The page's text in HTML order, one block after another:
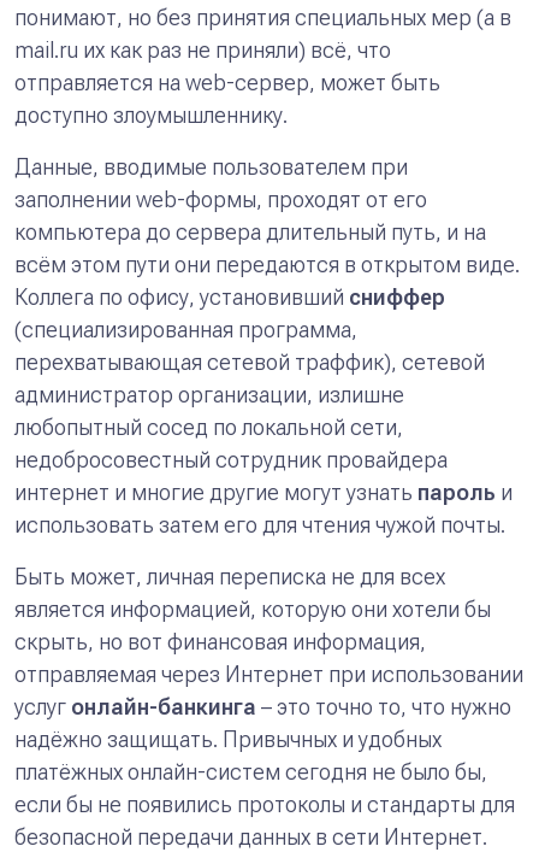
понимают, но без принятия специальных мер (а в
mail.ru их как раз не приняли) всё, что
отправляется на web-сервер, может быть
доступно злоумышленнику.
Данные, вводимые пользователем при
заполнении web-формы, проходят от его
компьютера до сервера длительный путь, и на
всём этом пути они передаются в открытом виде.
Коллега по офису, установивший сниффер
(специализированная программа,
перехватывающая сетевой траффик), сетевой
администратор организации, излишне
любопытный сосед по локальной сети,
недобросовестный сотрудник провайдера
интернет и многие другие могут узнать пароль и
использовать затем его для чтения чужой почты.
Быть может, личная переписка не для всех
является информацией, которую они хотели бы
скрыть, но вот финансовая информация,
отправляемая через Интернет при использовании
услуг онлайн-банкинга – это точно то, что нужно
надёжно защищать. Привычных и удобных
платёжных онлайн-систем сегодня не было бы,
если бы не появились протоколы и стандарты для
безопасной передачи данных в сети Интернет.